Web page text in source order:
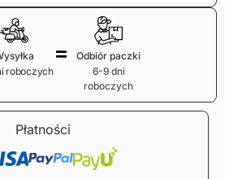
roboczych
Odbiór paczki
6-9 dni
roboczych
Płatności